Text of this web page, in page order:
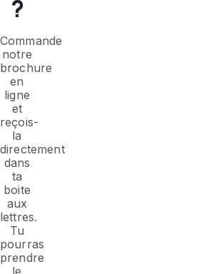
?
Commande
notre
brochure
en
ligne
et
reçois-
la
directement
dans
ta
boite
aux
lettres.
Tu
pourras
prendre